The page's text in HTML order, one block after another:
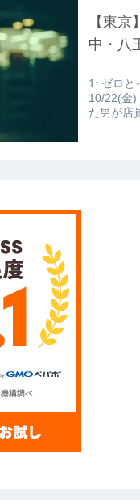
【東
中・八
1: ゼロと
10/22(金
た男が店